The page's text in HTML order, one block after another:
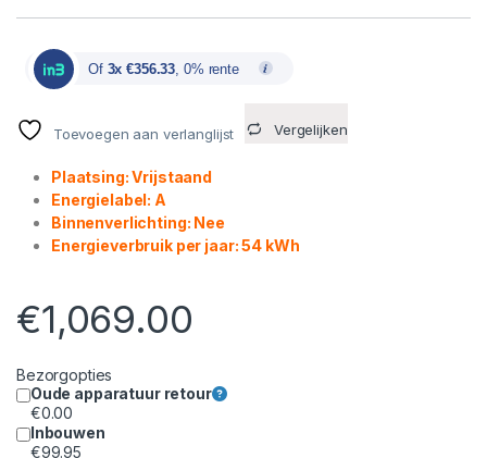
Of 3x €356.33, 0% rente
Toevoegen aan verlanglijst Vergelijken
Plaatsing: Vrijstaand
Energielabel: A
Binnenverlichting: Nee
Energieverbruik per jaar: 54 kWh
€1,069.00
Bezorgopties
Oude apparatuur retour
€0.00
Inbouwen
€99.95